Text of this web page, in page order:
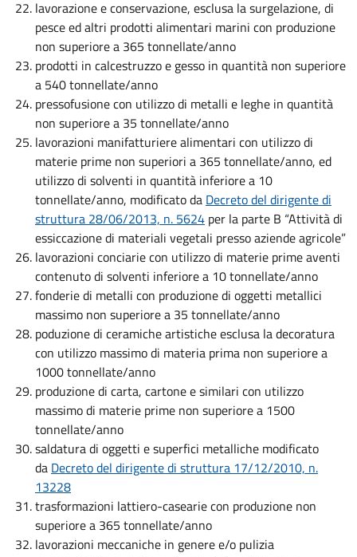
lavorazione e conservazione, esclusa la surgelazione, di
pesce ed altri prodotti alimentari marini con produzione
non superiore a 365 tonnellate/anno
prodotti in calcestruzzo e gesso in quantità non superiore
a 540 tonnellate/anno
pressofusione con utilizzo di metalli e leghe in quantità
non superiore a 35 tonnellate/anno
lavorazioni manifatturiere alimentari con utilizzo di
materie prime non superiori a 365 tonnellate/anno, ed
utilizzo di solventi in quantità inferiore a 10
tonnellate/anno, modificato da Decreto del dirigente di
struttura 28/06/2013, n. 5624 per la parte B “Attività di
essiccazione di materiali vegetali presso aziende agricole”
lavorazioni conciarie con utilizzo di materie prime aventi
contenuto di solventi inferiore a 10 tonnellate/anno
fonderie di metalli con produzione di oggetti metallici
massimo non superiore a 35 tonnellate/anno
poduzione di ceramiche artistiche esclusa la decoratura
con utilizzo massimo di materia prima non superiore a
1000 tonnellate/anno
produzione di carta, cartone e similari con utilizzo
massimo di materie prime non superiore a 1500
tonnellate/anno
saldatura di oggetti e superfici metalliche modificato
da Decreto del dirigente di struttura 17/12/2010, n.
13228
trasformazioni lattiero-casearie con produzione non
superiore a 365 tonnellate/anno
lavorazioni meccaniche in genere e/o pulizia